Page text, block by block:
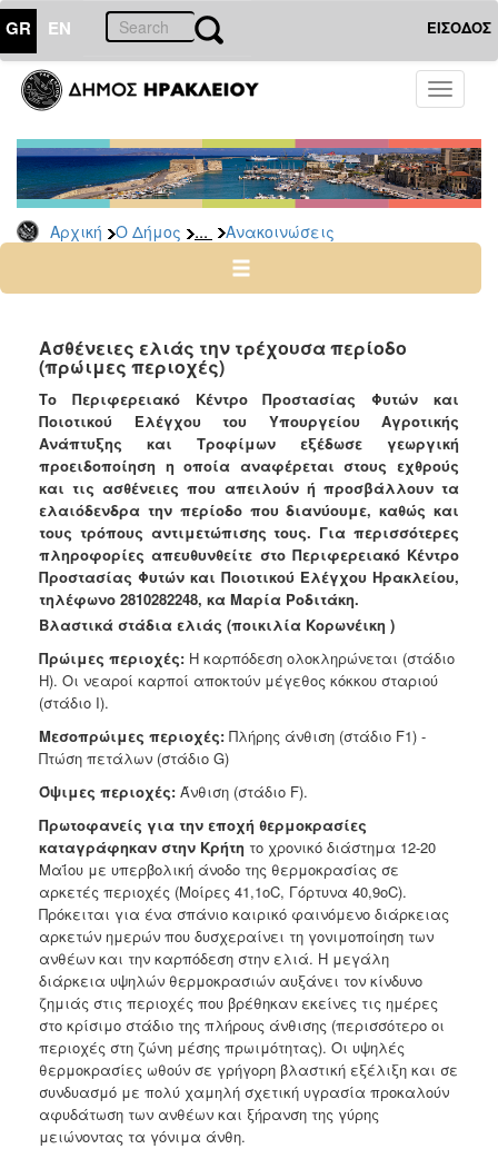
GR EN ΕΙΣΟΔΟΣ
Toggle
Αρχική Ο Δήμος ... Ανακοινώσεις
ΔΗΜΟΣ
Υπηρεσίες
&
Φορείς
Δημοτικές
Υπηρεσίες
Ηλεκτρονική
Διακυβέρνηση
Σχολικές
Επιτροπές
Αγροτική
Ανάπτυξη
Ανακοινώσεις
Προγράμματα
Προσχολική
Αγωγή
Κοιμητήρια
Κέντρο
Οικογένειας
ΤΟΠΟΣ
ΠΟΛΙΤΙΣΜΟΣ
ΑΝΘΕΚΤΙΚΗ
ΠΟΛΗ
Ασθένειες ελιάς την τρέχουσα περίοδο
(πρώιμες περιοχές)
Το Περιφερειακό Κέντρο Προστασίας Φυτών και
Ποιοτικού Ελέγχου του Υπουργείου Αγροτικής
Ανάπτυξης και Τροφίμων εξέδωσε γεωργική
προειδοποίηση η οποία αναφέρεται στους εχθρούς
και τις ασθένειες που απειλούν ή προσβάλλουν τα
ελαιόδενδρα την περίοδο που διανύουμε, καθώς και
τους τρόπους αντιμετώπισης τους. Για περισσότερες
πληροφορίες απευθυνθείτε στο Περιφερειακό Κέντρο
Προστασίας Φυτών και Ποιοτικού Ελέγχου Ηρακλείου,
τηλέφωνο 2810282248, κα Μαρία Ροδιτάκη.
Βλαστικά στάδια ελιάς (ποικιλία Κορωνέικη )
Πρώιμες περιοχές: Η καρπόδεση ολοκληρώνεται (στάδιο
H). Οι νεαροί καρποί αποκτούν μέγεθος κόκκου σταριού
(στάδιο Ι).
Mεσοπρώιμες περιοχές: Πλήρης άνθιση (στάδιο F1) -
Πτώση πετάλων (στάδιο G)
Όψιμες περιοχές: Άνθιση (στάδιο F).
Πρωτοφανείς για την εποχή θερμοκρασίες
καταγράφηκαν στην Κρήτη το χρονικό διάστημα 12-20
Μαΐου με υπερβολική άνοδο της θερμοκρασίας σε
αρκετές περιοχές (Μοίρες 41,1οC, Γόρτυνα 40,9οC).
Πρόκειται για ένα σπάνιο καιρικό φαινόμενο διάρκειας
αρκετών ημερών που δυσχεραίνει τη γονιμοποίηση των
ανθέων και την καρπόδεση στην ελιά. Η μεγάλη
διάρκεια υψηλών θερμοκρασιών αυξάνει τον κίνδυνο
ζημιάς στις περιοχές που βρέθηκαν εκείνες τις ημέρες
στο κρίσιμο στάδιο της πλήρους άνθισης (περισσότερο οι
περιοχές στη ζώνη μέσης πρωιμότητας). Οι υψηλές
θερμοκρασίες ωθούν σε γρήγορη βλαστική εξέλιξη και σε
συνδυασμό με πολύ χαμηλή σχετική υγρασία προκαλούν
αφυδάτωση των ανθέων και ξήρανση της γύρης
μειώνοντας τα γόνιμα άνθη.